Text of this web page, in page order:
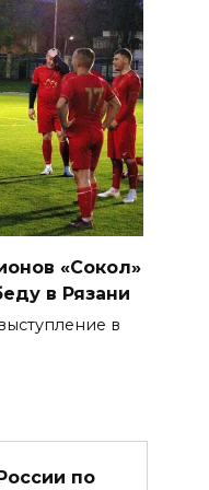
«Сокол»
в Рязани
в
по